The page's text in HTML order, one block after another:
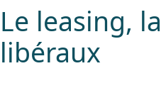
Le leasing,
libéraux